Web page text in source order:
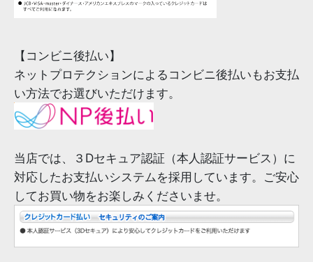
【コンビニ後払い】
ネットプロテクションによるコンビニ後払いもお支払
い方法でお選びいただけます。
当店では、３Dセキュア認証（本人認証サービス）に
対応したお支払いシステムを採用しています。ご安心
してお買い物をお楽しみくださいませ。